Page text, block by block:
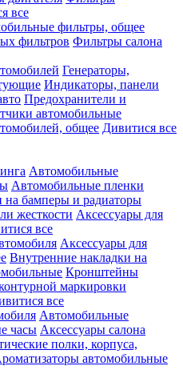
все
фильтры, общее
фильтров Фильтры салона
Генераторы,
Индикаторы, панели
Предохранители и
автомобильные
общее Дивитися все
Автомобильные
Автомобильные пленки
бамперы и радиаторы
жесткости Аксессуары для
все
Аксессуары для
Внутренние накладки на
Кронштейны
маркировки
все
Автомобильные
часы Аксессуары салона
полки, корпуса,
автомобильные